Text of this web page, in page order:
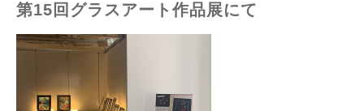
第15回グラスアート作品展にて